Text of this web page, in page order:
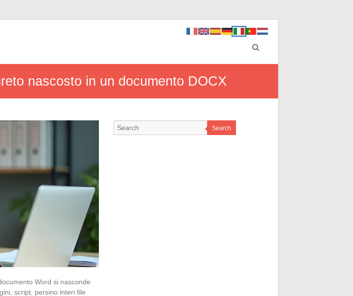
nascosto in un documento DOCX
Word si nasconde
script, persino interi file
Search